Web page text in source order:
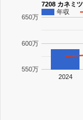
7208 カネミツ
年収
2024
550万
600万
650万